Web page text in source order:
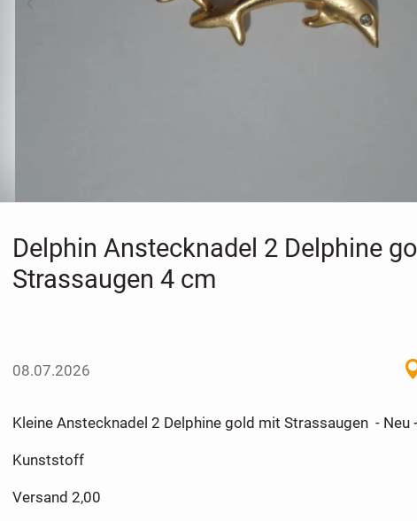
Delphin Anstecknadel 2 Delphine
Strassaugen 4 cm
08.07.2026
Kleine Anstecknadel 2 Delphine gold mit Strassaugen - Neu
Kunststoff
Versand 2,00